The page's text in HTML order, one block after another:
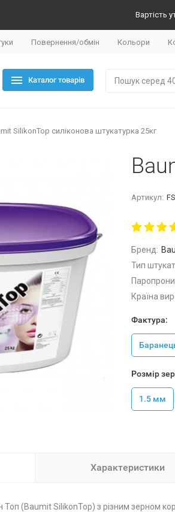
Вартість
Повернення/обмін Кольори
Каталог товарів
SilikonTop силіконова штукатурка 25кг
Артикул:
Бренд:
Тип
Країна
Фактура:
Розмір
1.5 мм
Характеристики
Топ (Baumit SilikonTop) з різним зерном